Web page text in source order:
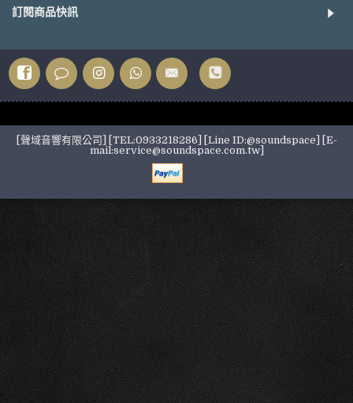
訂閱商品快訊
[聲域音響有限公司] [TEL:0933218286] [Line ID:@soundspace] [E-
mail:service@soundspace.com.tw]